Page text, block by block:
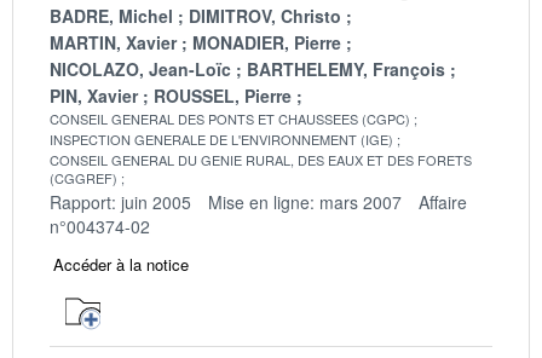
BADRE, Michel
DIMITROV, Christo
MARTIN, Xavier
MONADIER, Pierre
NICOLAZO, Jean-Loïc
BARTHELEMY, François
PIN, Xavier
ROUSSEL, Pierre
CONSEIL GENERAL DES PONTS ET CHAUSSEES (CGPC)
INSPECTION GENERALE DE L'ENVIRONNEMENT (IGE)
CONSEIL GENERAL DU GENIE RURAL, DES EAUX ET DES FORETS
(CGGREF)
Rapport: juin 2005 Mise en ligne: mars 2007
Affaire
n°004374-02
Accéder à la notice